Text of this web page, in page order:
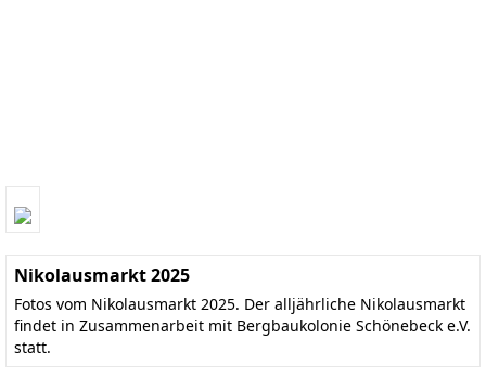
Nikolausmarkt 2025
Fotos vom Nikolausmarkt 2025. Der alljährliche Nikolausmarkt
findet in Zusammenarbeit mit Bergbaukolonie Schönebeck e.V.
statt.